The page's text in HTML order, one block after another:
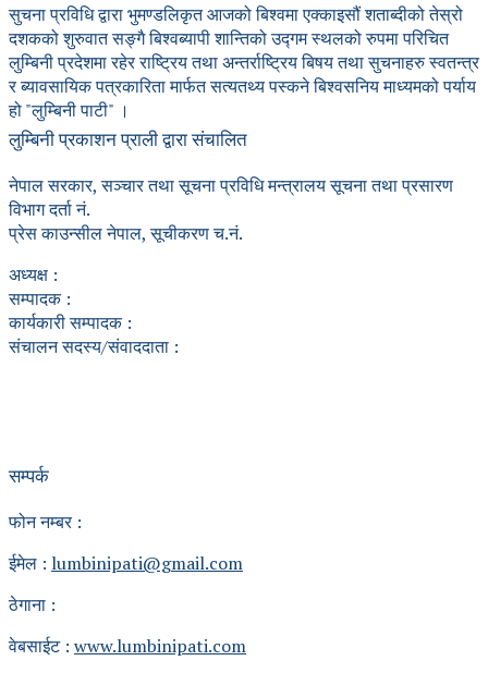
सुचना प्रविधि द्वारा भुमण्डलिकृत आजको बिश्वमा एक्काइसौं शताब्दीको तेस्रो
दशकको शुरुवात सङ्गै बिश्वब्यापी शान्तिको उद्गम स्थलको रुपमा परिचित
लुम्बिनी प्रदेशमा रहेर राष्ट्रिय तथा अन्तर्राष्ट्रिय बिषय तथा सुचनाहरु स्वतन्त्र
र ब्यावसायिक पत्रकारिता मार्फत सत्यतथ्य पस्कने बिश्वसनिय माध्यमको पर्याय
हो "लुम्बिनी पाटी" ।
लुम्बिनी प्रकाशन प्राली द्वारा संचालित
नेपाल सरकार, सञ्चार तथा सूचना प्रविधि मन्त्रालय सूचना तथा प्रसारण
विभाग दर्ता नं.
प्रेस काउन्सील नेपाल, सूचीकरण च.नं.
अध्यक्ष :
सम्पादक :
कार्यकारी सम्पादक :
संचालन सदस्य/संवाददाता :
सम्पर्क
फोन नम्बर :
ईमेल : lumbinipati@gmail.com
ठेगाना :
वेबसाईट : www.lumbinipati.com